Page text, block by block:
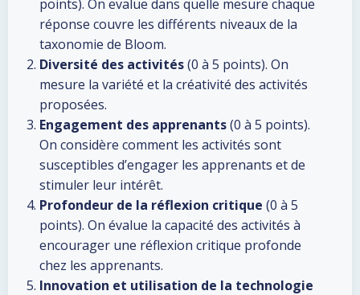
points). On evalue dans quelle mesure chaque
réponse couvre les différents niveaux de la
taxonomie de Bloom.
Diversité des activités(0 à 5 points). On
mesure la variété et la créativité des activités
proposées.
Engagement des apprenants(0 à 5 points).
On considère comment les activités sont
susceptibles d’engager les apprenants et de
stimuler leur intérêt.
Profondeur de la réflexion critique (0 à 5
points). On évalue la capacité des activités à
encourager une réflexion critique profonde
chez les apprenants.
Innovation et utilisation de la technologie